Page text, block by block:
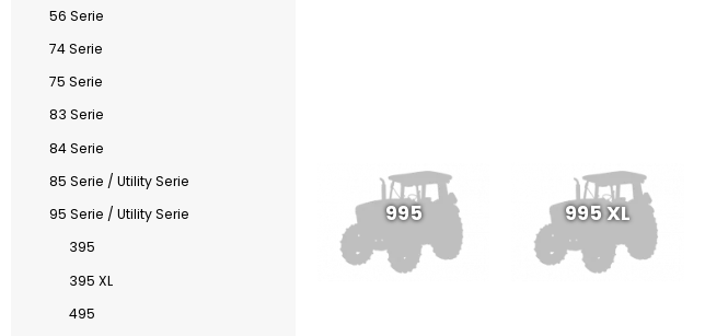
56 Serie
74 Serie
75 Serie
83 Serie
84 Serie
85 Serie / Utility Serie
95 Serie / Utility Serie
395
395 XL
495
995 995 XL